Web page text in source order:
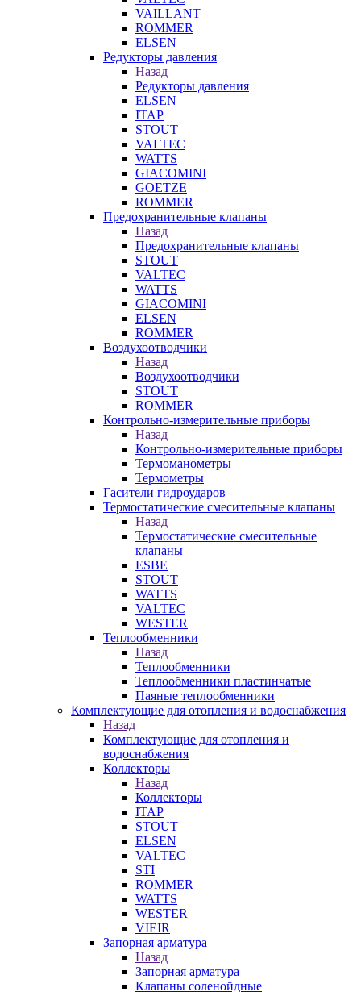
VAILLANT
ROMMER
ELSEN
Редукторы давления
Назад
Редукторы давления
ELSEN
ITAP
STOUT
VALTEC
WATTS
GIACOMINI
GOETZE
ROMMER
Предохранительные клапаны
Назад
Предохранительные клапаны
STOUT
VALTEC
WATTS
GIACOMINI
ELSEN
ROMMER
Воздухоотводчики
Назад
Воздухоотводчики
STOUT
ROMMER
Контрольно-измерительные приборы
Назад
Контрольно-измерительные приборы
Термоманометры
Термометры
Гасители гидроударов
Термостатические смесительные клапаны
Назад
Термостатические смесительные
клапаны
ESBE
STOUT
WATTS
VALTEC
WESTER
Теплообменники
Назад
Теплообменники
Теплообменники пластинчатые
Паяные теплообменники
Комплектующие для отопления и водоснабжения
Назад
Комплектующие для отопления и
водоснабжения
Коллекторы
Назад
Коллекторы
ITAP
STOUT
ELSEN
VALTEC
STI
ROMMER
WATTS
WESTER
VIEIR
Запорная арматура
Назад
Запорная арматура
Клапаны соленойдные